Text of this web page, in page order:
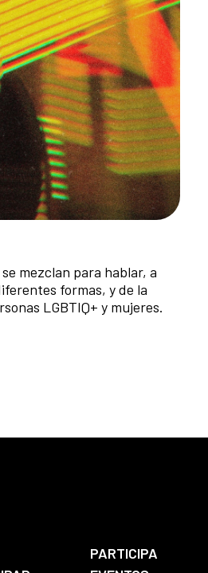
mezclan para hablar, a
formas, y de la
LGBTIQ+ y mujeres.
PARTICIPA